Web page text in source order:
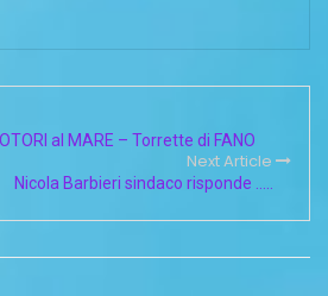
al MARE – Torrette di FANO
Next Article
Nicola Barbieri sindaco risponde …..